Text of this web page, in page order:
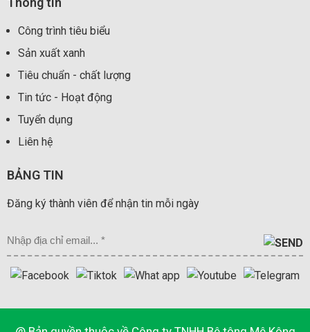
Công trình tiêu biểu
Sản xuất xanh
Tiêu chuẩn - chất lượng
Tin tức - Hoạt động
Tuyển dụng
Liên hệ
BẢNG TIN
Đăng ký thành viên để nhận tin mỗi ngày